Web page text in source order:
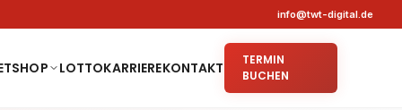
info@twt-digital.de
LOTTOKARRIEREKONTAKT
TERMIN
BUCHEN